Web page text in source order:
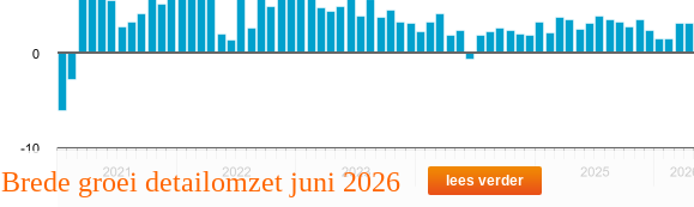
Brede groei detailomzet juni 2026 lees verder